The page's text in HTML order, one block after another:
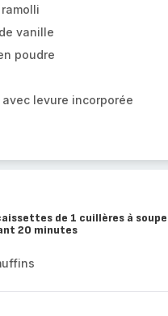
vanille
poudre
avec levure incorporée
de 1 cuillères à
20 minutes